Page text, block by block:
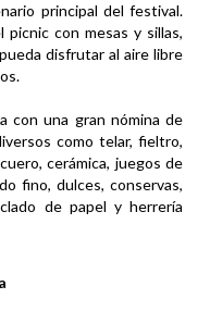
principal del festival.
picnic con mesas y sillas,
disfrutar al aire libre
con una gran nómina de
como telar, fieltro,
cerámica, juegos de
fino, dulces, conservas,
de papel y herrería